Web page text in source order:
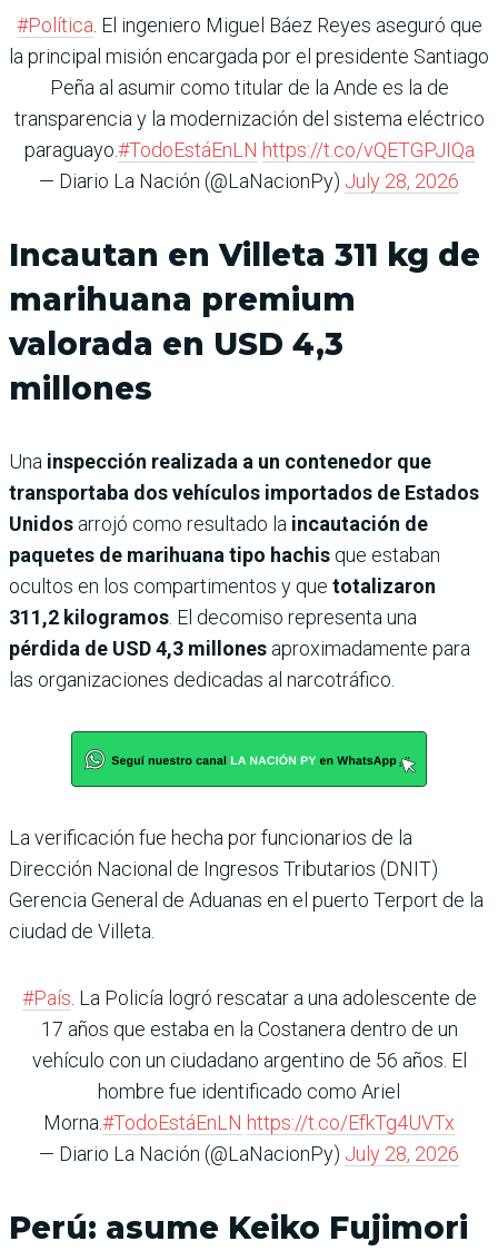
#Política. El ingeniero Miguel Báez Reyes aseguró que
la principal misión encargada por el presidente Santiago
Peña al asumir como titular de la Ande es la de
transparencia y la modernización del sistema eléctrico
paraguayo.#TodoEstáEnLN https://t.co/vQETGPJIQa
— Diario La Nación (@LaNacionPy) July 28, 2026
Incautan en Villeta 311 kg de
marihuana premium
valorada en USD 4,3
millones
Una inspección realizada a un contenedor que
transportaba dos vehículos importados de Estados
Unidos arrojó como resultado la incautación de
paquetes de marihuana tipo hachis que estaban
ocultos en los compartimentos y que totalizaron
311,2 kilogramos. El decomiso representa una
pérdida de USD 4,3 millones aproximadamente para
las organizaciones dedicadas al narcotráfico.
La verificación fue hecha por funcionarios de la
Dirección Nacional de Ingresos Tributarios (DNIT)
Gerencia General de Aduanas en el puerto Terport de la
ciudad de Villeta.
#País. La Policía logró rescatar a una adolescente de
17 años que estaba en la Costanera dentro de un
vehículo con un ciudadano argentino de 56 años. El
hombre fue identificado como Ariel
Morna.#TodoEstáEnLN https://t.co/EfkTg4UVTx
— Diario La Nación (@LaNacionPy) July 28, 2026
Perú: asume Keiko Fujimori